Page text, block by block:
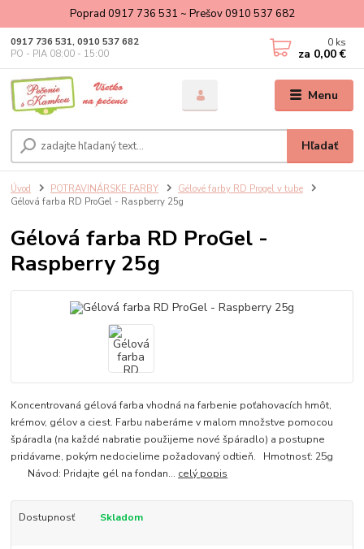
Poprad 0917 736 531 ~ Prešov 0910 537 682
Menu
Hľadať
0917 736 531, 0910 537 682
PO - PIA 08:00 - 15:00
0 ks
za 0,00 €
Úvod POTRAVINÁRSKE FARBY
Gélové farby RD Progel v tube
Gélová farba RD ProGel - Raspberry 25g
Gélová farba RD ProGel -
Raspberry 25g
Koncentrovaná gélová farba vhodná na farbenie poťahovacích hmôt,
krémov, gélov a ciest. Farbu naberáme v malom množstve pomocou
špáradla (na každé nabratie použijeme nové špáradlo) a postupne
pridávame, pokým nedocielime požadovaný odtieň. Hmotnosť: 25g
Návod: Pridajte gél na fondan... celý popis
Dostupnosť Skladom